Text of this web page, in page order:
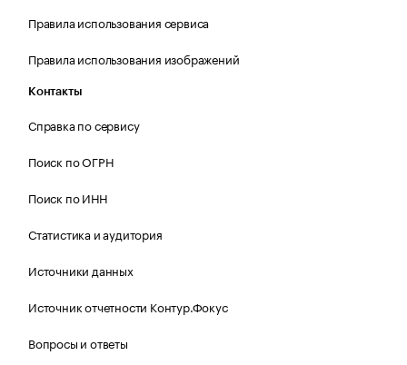
Правила использования сервиса
Правила использования изображений
Контакты
Справка по сервису
Поиск по ОГРН
Поиск по ИНН
Статистика и аудитория
Источники данных
Источник отчетности Контур.Фокус
Вопросы и ответы